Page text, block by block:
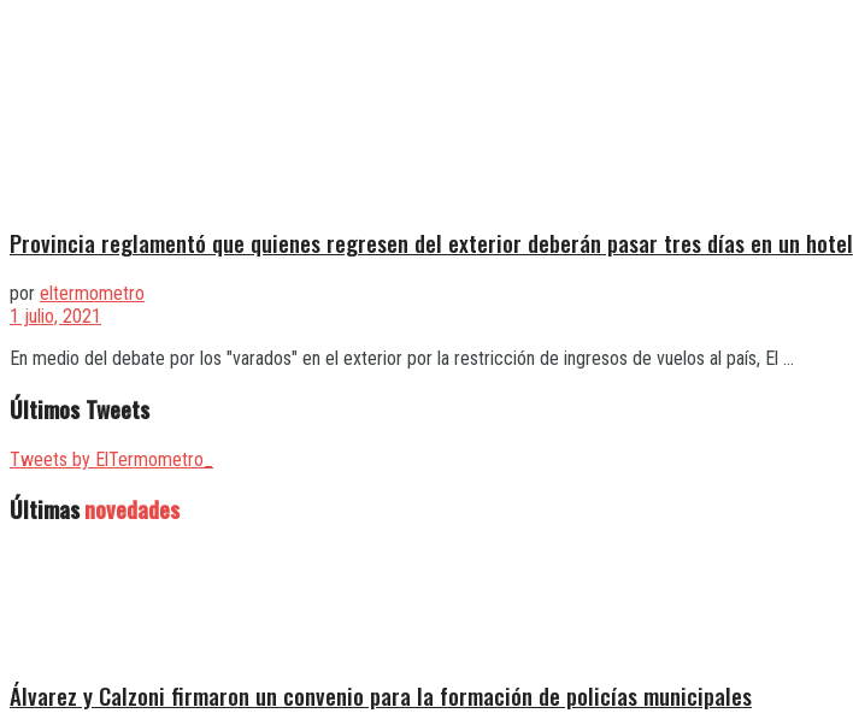
Provincia reglamentó que quienes regresen del exterior deberán pasar tres días en un hotel
por eltermometro
1 julio, 2021
En medio del debate por los "varados" en el exterior por la restricción de ingresos de vuelos al país, El ...
Últimos Tweets
Tweets by ElTermometro_
Últimasnovedades
Álvarez y Calzoni firmaron un convenio para la formación de policías municipales